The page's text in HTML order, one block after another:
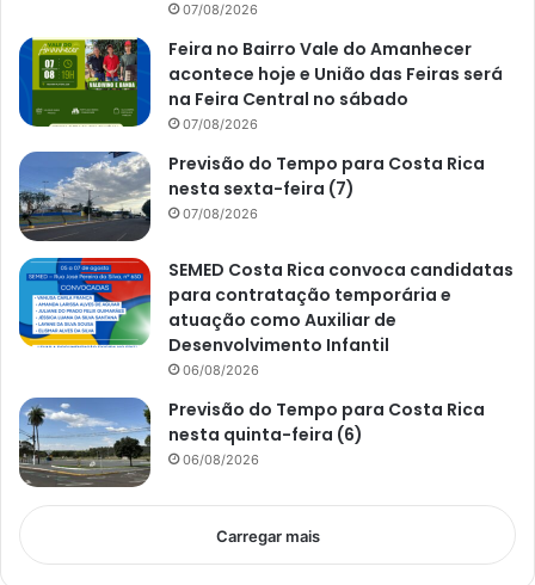
07/08/2026
Feira no Bairro Vale do Amanhecer
acontece hoje e União das Feiras será
na Feira Central no sábado
07/08/2026
Previsão do Tempo para Costa Rica
nesta sexta-feira (7)
07/08/2026
SEMED Costa Rica convoca candidatas
para contratação temporária e
atuação como Auxiliar de
Desenvolvimento Infantil
06/08/2026
Previsão do Tempo para Costa Rica
nesta quinta-feira (6)
06/08/2026
Carregar mais